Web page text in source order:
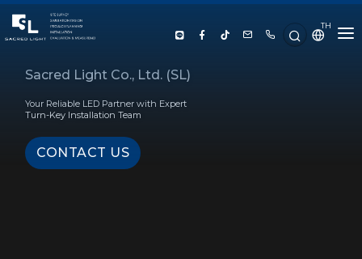
TH
HOME
ABOUT US
PRODUCT
Sacred Light Co., Ltd. (SL)
Your Reliable LED Partner with Expert
Turn-Key Installation Team
CONTACT US